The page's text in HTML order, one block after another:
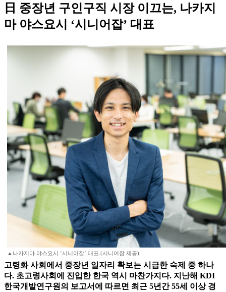
日 중장년 구인구직 시장 이끄는, 나카지
마 야스요시 ‘시니어잡’ 대표
▲나카지마 야스요시 ‘시니어잡’ 대표.(시니어잡 제공)
고령화 사회에서 중장년 일자리 확보는 시급한 숙제 중 하나
다. 초고령사회에 진입한 한국 역시 마찬가지다. 지난해 KDI
한국개발연구원의 보고서에 따르면 최근 5년간 55세 이상 경